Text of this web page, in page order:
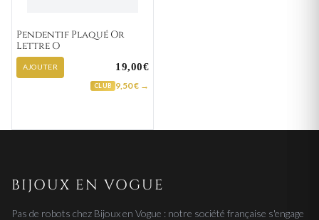
Pendentif Plaqué Or
Lettre O
AJOUTER 19,00€
CLUB 9,50 € →
BIJOUX EN VOGUE
Pas de robots chez Bijoux en Vogue : notre société française s'engage